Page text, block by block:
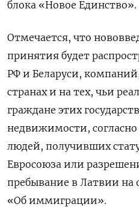
блока «Новое Единство».
Отмечается, что
принятия будет
РФ и Беларуси,
странах и на тех, чьи
граждане этих
недвижимости, согласно
людей, получивших
Евросоюза или
пребывание в Латвии на
«Об иммиграции».